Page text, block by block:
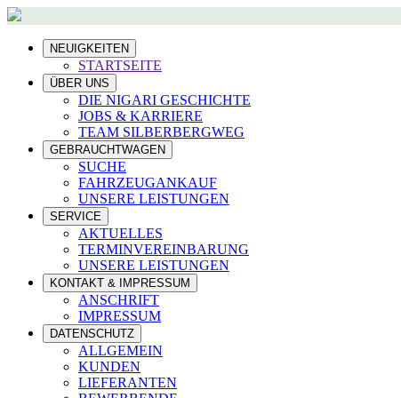
NEUIGKEITEN
STARTSEITE
ÜBER UNS
DIE NIGARI GESCHICHTE
JOBS & KARRIERE
TEAM SILBERBERGWEG
GEBRAUCHTWAGEN
SUCHE
FAHRZEUGANKAUF
UNSERE LEISTUNGEN
SERVICE
AKTUELLES
TERMINVEREINBARUNG
UNSERE LEISTUNGEN
KONTAKT & IMPRESSUM
ANSCHRIFT
IMPRESSUM
DATENSCHUTZ
ALLGEMEIN
KUNDEN
LIEFERANTEN